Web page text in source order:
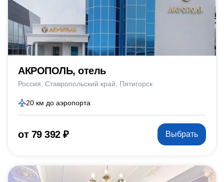
АКРОПОЛЬ, отель
Россия Ставропольский край Пятигорск
20 км до аэропорта
от 79 392 ₽ Выбрать